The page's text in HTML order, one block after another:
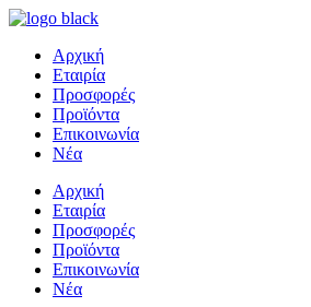
Αρχική
Εταιρία
Προσφορές
Προϊόντα
Επικοινωνία
Νέα
Αρχική
Εταιρία
Προσφορές
Προϊόντα
Επικοινωνία
Νέα